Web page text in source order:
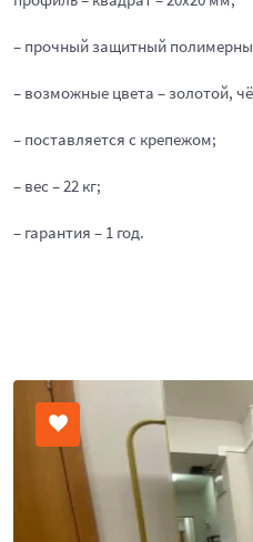
– прочный защитный
– возможные цвета – золотой,
– поставляется с крепежом;
– вес – 22 кг;
– гарантия – 1 год.